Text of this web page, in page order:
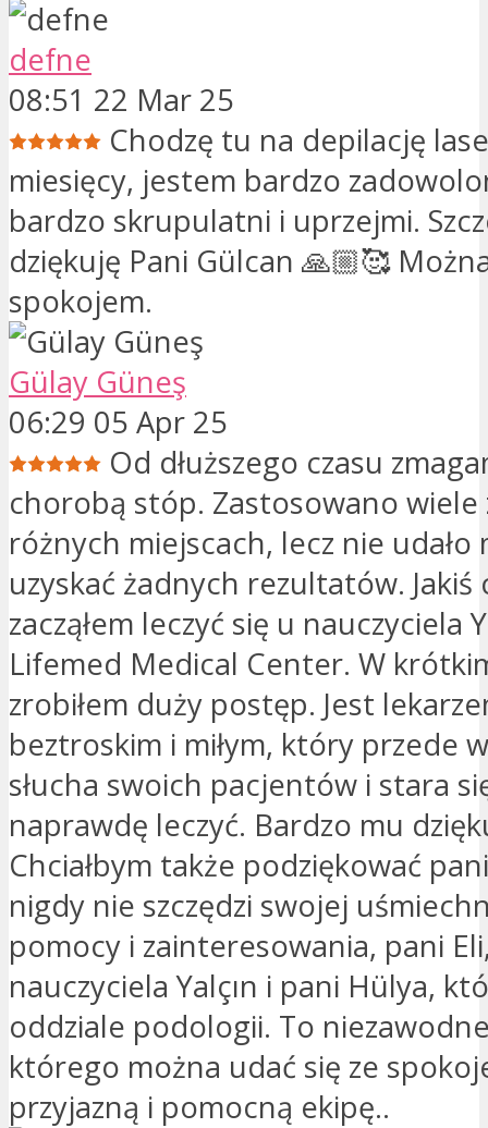
defne
08:51 22 Mar 25
Chodzę tu na depilację
miesięcy, jestem bardzo
bardzo skrupulatni i uprzejmi.
dziękuję Pani Gülcan 🙏🏼🥰
spokojem.
Gülay Güneş
06:29 05 Apr 25
Od dłuższego czasu
chorobą stóp. Zastosowano wiele
różnych miejscach, lecz nie udało
uzyskać żadnych rezultatów. Jakiś
zacząłem leczyć się u nauczyciela
Lifemed Medical Center. W
zrobiłem duży postęp. Jest
beztroskim i miłym, który przede
słucha swoich pacjentów i stara
naprawdę leczyć. Bardzo mu
Chciałbym także podziękować
nigdy nie szczędzi swojej
pomocy i zainteresowania, pani
nauczyciela Yalçın i pani Hülya,
oddziale podologii. To
którego można udać się ze
przyjazną i pomocną ekipę..